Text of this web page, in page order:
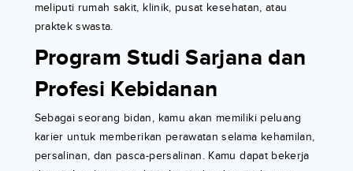
meliputi rumah sakit, klinik, pusat kesehatan, atau
praktek swasta.
Program Studi Sarjana dan
Profesi Kebidanan
Sebagai seorang bidan, kamu akan memiliki peluang
karier untuk memberikan perawatan selama kehamilan,
persalinan, dan pasca-persalinan. Kamu dapat bekerja